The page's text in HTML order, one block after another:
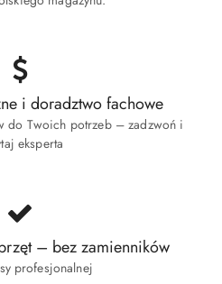
i doradztwo fachowe
do Twoich potrzeb – zadzwoń i
eksperta
– bez zamienników
profesjonalnej